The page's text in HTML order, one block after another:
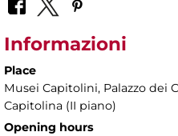
Informazioni
Place
Musei Capitolini, Palazzo dei
Capitolina (II piano)
Opening hours